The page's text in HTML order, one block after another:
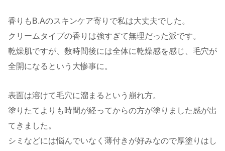
香りもB.Aのスキンケア寄りで私は大丈夫でした。
クリームタイプの香りは強すぎて無理だった派です。
乾燥肌ですが、数時間後には全体に乾燥感を感じ、 毛穴が
全開になるという大惨事に。
表面は溶けて毛穴に溜まるという崩れ方。
塗りたてよりも時間が経ってからの方が塗りました感が出
てきました。
シミなどには悩んでいなく薄付きが好みなので厚塗りはし